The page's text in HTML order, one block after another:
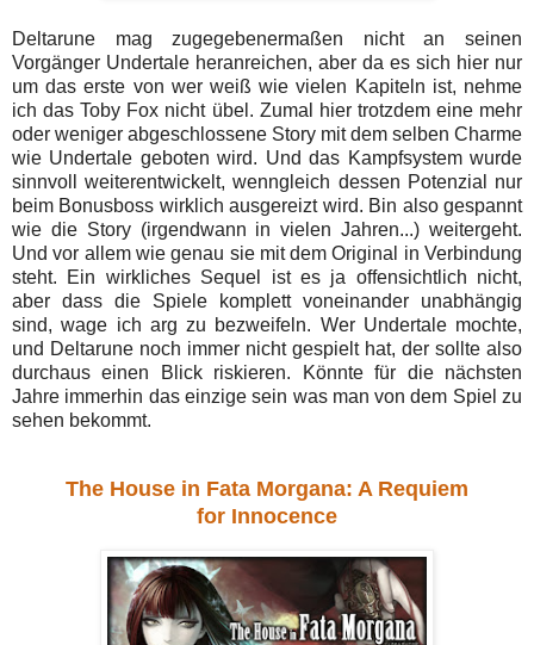
Deltarune mag zugegebenermaßen nicht an seinen
Vorgänger Undertale heranreichen, aber da es sich hier nur
um das erste von wer weiß wie vielen Kapiteln ist, nehme
ich das Toby Fox nicht übel. Zumal hier trotzdem eine mehr
oder weniger abgeschlossene Story mit dem selben Charme
wie Undertale geboten wird. Und das Kampfsystem wurde
sinnvoll weiterentwickelt, wenngleich dessen Potenzial nur
beim Bonusboss wirklich ausgereizt wird. Bin also gespannt
wie die Story (irgendwann in vielen Jahren...) weitergeht.
Und vor allem wie genau sie mit dem Original in Verbindung
steht. Ein wirkliches Sequel ist es ja offensichtlich nicht,
aber dass die Spiele komplett voneinander unabhängig
sind, wage ich arg zu bezweifeln. Wer Undertale mochte,
und Deltarune noch immer nicht gespielt hat, der sollte also
durchaus einen Blick riskieren. Könnte für die nächsten
Jahre immerhin das einzige sein was man von dem Spiel zu
sehen bekommt.
The House in Fata Morgana: A Requiem
for Innocence